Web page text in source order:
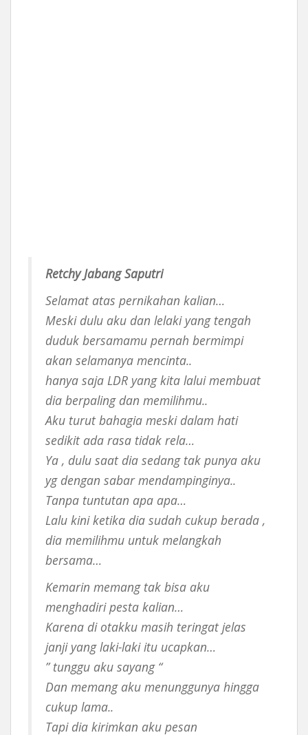
Retchy Jabang Saputri
Selamat atas pernikahan kalian…
Meski dulu aku dan lelaki yang tengah
duduk bersamamu pernah bermimpi
akan selamanya mencinta..
hanya saja LDR yang kita lalui membuat
dia berpaling dan memilihmu..
Aku turut bahagia meski dalam hati
sedikit ada rasa tidak rela…
Ya , dulu saat dia sedang tak punya aku
yg dengan sabar mendampinginya..
Tanpa tuntutan apa apa…
Lalu kini ketika dia sudah cukup berada ,
dia memilihmu untuk melangkah
bersama…
Kemarin memang tak bisa aku
menghadiri pesta kalian…
Karena di otakku masih teringat jelas
janji yang laki-laki itu ucapkan…
” tunggu aku sayang “
Dan memang aku menunggunya hingga
cukup lama..
Tapi dia kirimkan aku pesan